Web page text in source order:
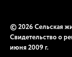
© 2026 Сельская
Свидетельство о
июня 2009 г.